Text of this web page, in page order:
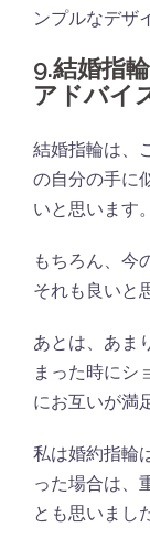
ンプルなデザ
9.結婚指
アドバイ
結婚指輪は、
の自分の手に
いと思います。
もちろん、今
それも良いと
あとは、あま
まった時にシ
にお互いが満
私は婚約指輪
った場合は、
とも思いまし